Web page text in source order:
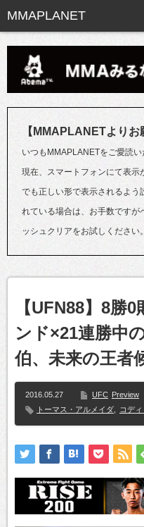
【MMAPLANETよりお
いつもMMAPLANETをご愛読
現在、スマートフォンにて表示
でも正しい形で表示されるよう
れている場合は、お手数ですが
ッシュクリアをお試しください。
【UFN88】8勝
ンド×21連勝中
伯、未来の王者
2016.05.27 UFC Preview
トーマス・アルメイダ
コデ